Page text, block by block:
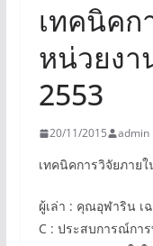
เทคนิคก
หน่วยงา
2553
20/11/2015 admin
เทคนิคการวิจัยภาย
ผู้เล่า : คุณอุฬาริน เ
C : ประสบการณ์กา